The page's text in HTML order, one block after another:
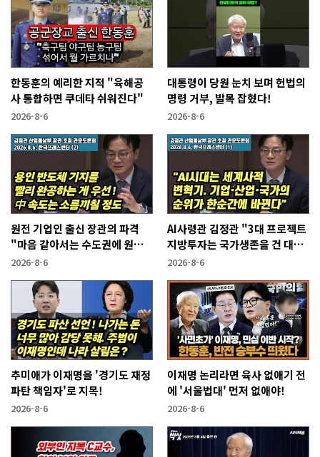
한동훈의 예리한 지적 "육해공
사 통합하면 쿠데타 쉬워진다"
2026-8-6
대통령이 당원 눈치 보며 헌법의
명령 거부, 발목 잡혔다!
2026-8-6
원전 기업인 출신 장관의 파격
"마음 같아서는 수도권에 원전
짓고싶다"
2026-8-6
AI사령관 김정관 "3대 프로젝트
지방투자는 국가생존을 건 대전
략"
2026-8-6
추미애가 이재명을 '경기도 재정
파탄 책임자'로 지목!
2026-8-6
이재명 논리라면 육사 없애기 전
에 '서울법대' 먼저 없애야!
2026-8-6